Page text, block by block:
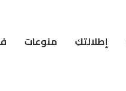
إطلالتكِ منوعات